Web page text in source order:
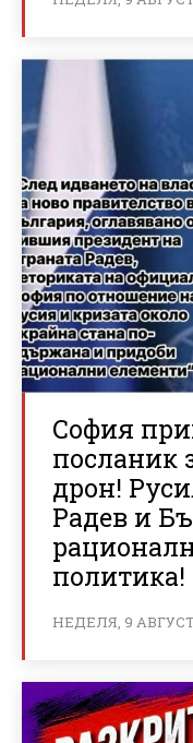
София
посланик
дрон!
Радев и
политика!
НЕДЕЛЯ, 9 АВГУСТ